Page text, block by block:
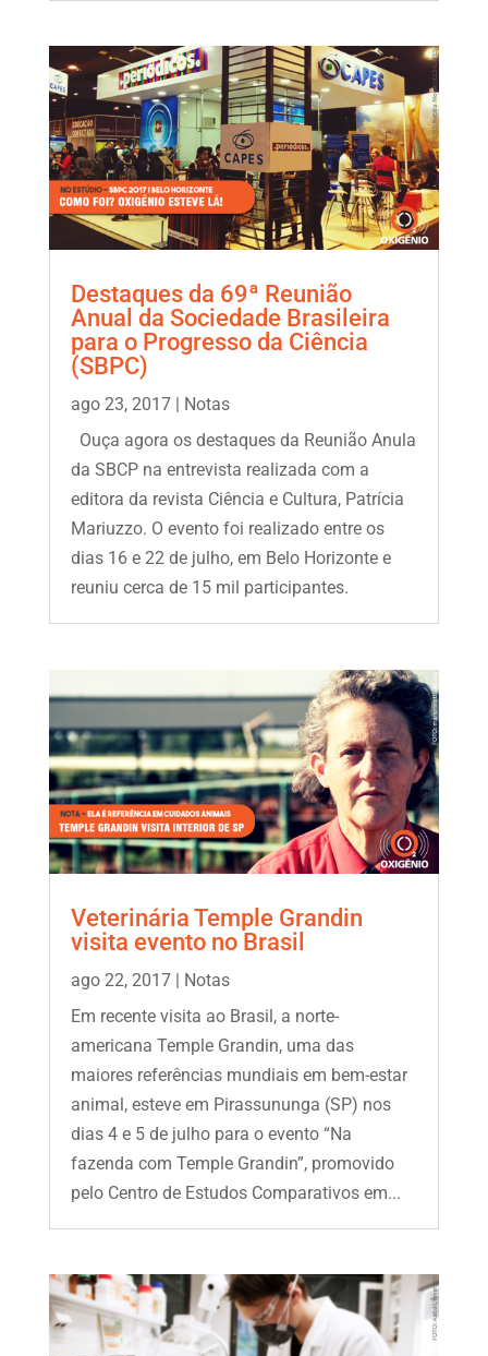
Destaques da 69ª Reunião
Anual da Sociedade Brasileira
para o Progresso da Ciência
(SBPC)
ago 23, 2017|
Notas
Ouça agora os destaques da Reunião Anula
da SBCP na entrevista realizada com a
editora da revista Ciência e Cultura, Patrícia
Mariuzzo. O evento foi realizado entre os
dias 16 e 22 de julho, em Belo Horizonte e
reuniu cerca de 15 mil participantes.
Veterinária Temple Grandin
visita evento no Brasil
ago 22, 2017|
Notas
Em recente visita ao Brasil, a norte-
americana Temple Grandin, uma das
maiores referências mundiais em bem-estar
animal, esteve em Pirassununga (SP) nos
dias 4 e 5 de julho para o evento “Na
fazenda com Temple Grandin”, promovido
pelo Centro de Estudos Comparativos em...